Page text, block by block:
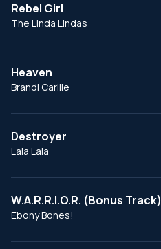
Rebel Girl
The Linda Lindas
Heaven
Brandi Carlile
Destroyer
Lala Lala
W.A.R.R.I.O.R. (Bonus Track)
Ebony Bones!